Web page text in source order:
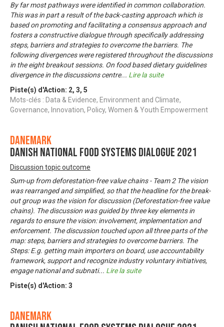
By far most pathways were identified in common collaboration.
This was in part a result of the back-casting approach which is
based on promoting and facilitating a consensus approach and
fosters a constructive dialogue through specifically addressing
steps, barriers and strategies to overcome the barriers. The
following divergences were registered throughout the discussions
in the eight breakout sessions. On food based dietary guidelines
divergence in the discussions centre... Lire la suite
Piste(s) d'Action: 2, 3, 5
Mots-clés : Data & Evidence, Environment and Climate,
Governance, Innovation, Policy, Women & Youth Empowerment
Danemark
Danish National Food Systems Dialogue 2021
Discussion topic outcome
Sum-up from deforestation-free value chains - Team 2 The vision
was rearranged and simplified, so that the headline for the break-
out group was the vision for discussion (Deforestation-free value
chains). The discussion was guided by three key elements in
regards to ensure the vision: involvement, implementation and
enforcement. The discussion touched upon all three parts of the
map: steps, barriers and strategies to overcome barriers. The
Steps: E.g. getting main importers on board, use accountability
framework, support and recognize industry voluntary initiatives,
engage national and subnati... Lire la suite
Piste(s) d'Action: 3
Danemark